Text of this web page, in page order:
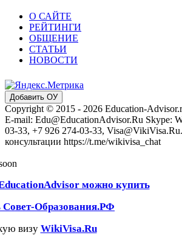
О САЙТЕ
РЕЙТИНГИ
ОБЩЕНИЕ
СТАТЬИ
НОВОСТИ
Добавить ОУ
Copyright © 2015 - 2026 Education-
E-mail: Edu@EducationAdvisor.Ru Skype:
03-33, +7 926 274-03-33,
консультации https://t.me/wikivisa_chat
можно купить
Совет-Образования.РФ
визу WikiVisa.Ru